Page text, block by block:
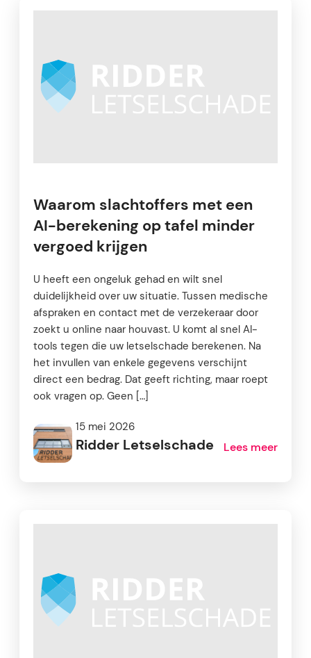
Waarom slachtoffers met een
AI-berekening op tafel minder
vergoed krijgen
U heeft een ongeluk gehad en wilt snel
duidelijkheid over uw situatie. Tussen medische
afspraken en contact met de verzekeraar door
zoekt u online naar houvast. U komt al snel AI-
tools tegen die uw letselschade berekenen. Na
het invullen van enkele gegevens verschijnt
direct een bedrag. Dat geeft richting, maar roept
ook vragen op. Geen […]
15 mei 2026
Ridder Letselschade Lees meer